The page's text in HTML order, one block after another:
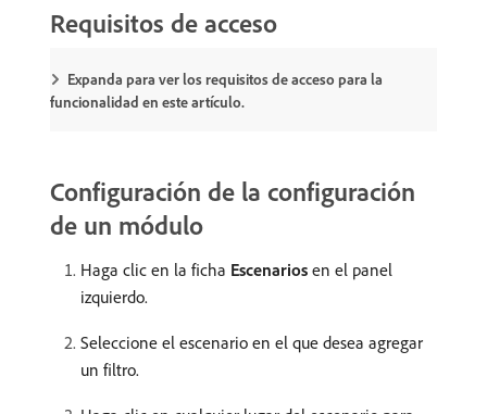
Requisitos de acceso
Expanda para ver los requisitos de acceso para la
funcionalidad en este artículo.
Configuración de la configuración
de un módulo
Haga clic en la ficha Escenarios en el panel
izquierdo.
Seleccione el escenario en el que desea agregar
un filtro.